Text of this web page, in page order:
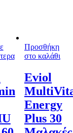
Προσθήκη
στο καλάθι
Eviol
Energy
Plus 30